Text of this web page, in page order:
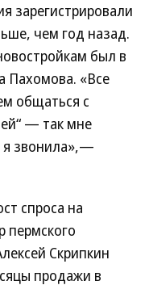
зарегистрировали
чем год назад.
был в
Пахомова. «Все
общаться с
— так мне
я звонила»,—
спроса на
пермского
Скрипкин
продажи в